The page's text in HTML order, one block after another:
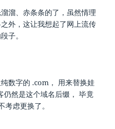
溜、赤条条的了，虽然情理
外，这让我想起了网上流传
子。
数字的 .com， 用来替换娃
然是这个域名后缀， 毕竟
虑更换了。